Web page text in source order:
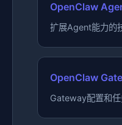
OpenClaw
扩展Agent能力的
OpenClaw
Gateway配置和